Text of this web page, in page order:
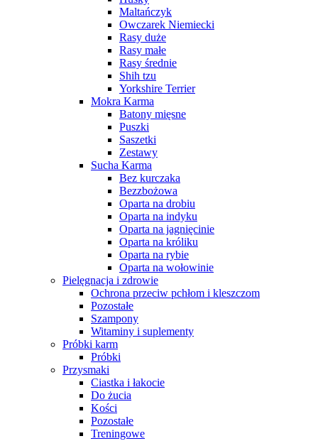
Maltańczyk
Owczarek Niemiecki
Rasy duże
Rasy małe
Rasy średnie
Shih tzu
Yorkshire Terrier
Mokra Karma
Batony mięsne
Puszki
Saszetki
Zestawy
Sucha Karma
Bez kurczaka
Bezzbożowa
Oparta na drobiu
Oparta na indyku
Oparta na jagnięcinie
Oparta na króliku
Oparta na rybie
Oparta na wołowinie
Pielęgnacja i zdrowie
Ochrona przeciw pchłom i kleszczom
Pozostałe
Szampony
Witaminy i suplementy
Próbki karm
Próbki
Przysmaki
Ciastka i łakocie
Do żucia
Kości
Pozostałe
Treningowe